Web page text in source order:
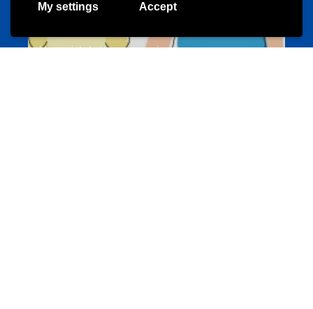
My settings Accept
Un projet de jeunes pour jeunes